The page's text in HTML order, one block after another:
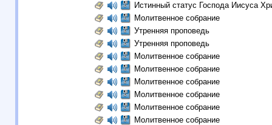
Истинный статус Господа Иисуса
Молитвенное собрание
Утренняя проповедь
Утренняя проповедь
Молитвенное собрание
Молитвенное собрание
Молитвенное собрание
Молитвенное собрание
Молитвенное собрание
Молитвенное собрание